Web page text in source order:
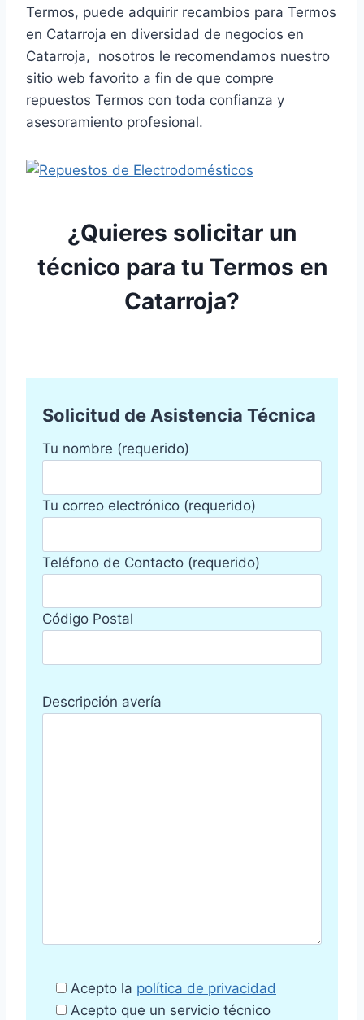
Termos, puede adquirir recambios para Termos
en Catarroja en diversidad de negocios en
Catarroja, nosotros le recomendamos nuestro
sitio web favorito a fin de que compre
repuestos Termos con toda confianza y
asesoramiento profesional.
¿Quieres solicitar un
técnico para tu Termos en
Catarroja?
Solicitud de Asistencia Técnica
Tu nombre (requerido)
Tu correo electrónico (requerido)
Teléfono de Contacto (requerido)
Código Postal
Descripción avería
Acepto la política de privacidad
Acepto que un servicio técnico